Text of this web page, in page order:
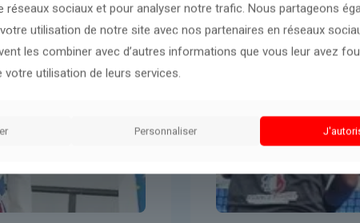
réseaux sociaux et pour analyser notre trafic. Nous partageons
utilisation de notre site avec nos partenaires en réseaux
les combiner avec d’autres informations que vous leur avez
utilisation de leurs services.
Personnaliser